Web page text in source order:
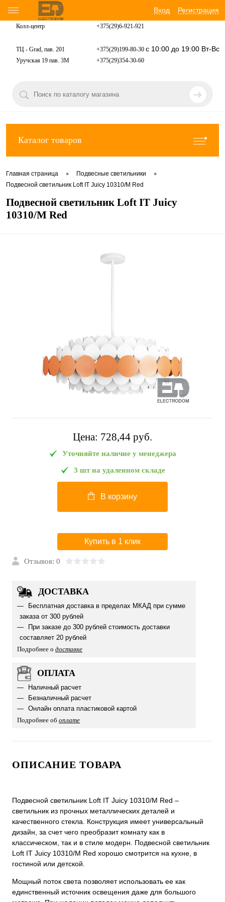
Вход Регистрация
Колл-центр +375(29)6-921-921
ТЦ - Grad, пав. 201 +375(29)199-80-30 с 10:00 до 19:00 Вт-Вс
Уручская 19 пав. 3М +375(29)354-30-60
Каталог товаров
Главная страница • Подвесные светильники •
Подвесной светильник Loft IT Juicy 10310/M Red
Подвесной светильник Loft IT Juicy
10310/M Red
Цена: 728,44 pуб.
Уточняйте наличие у менеджера
3 шт на удаленном складе
В корзину
Купить в 1 клик
Отзывов: 0
ДОСТАВКА
Бесплатная доставка в пределах МКАД при сумме
заказа от 300 рублей
При заказе до 300 рублей стоимость доставки
составляет 20 рублей
Подробнее о доставке
ОПЛАТА
Наличный расчет
Безналичный расчет
Онлайн оплата пластиковой картой
Подробнее об оплате
ОПИСАНИЕ ТОВАРА
Подвесной светильник Loft IT Juicy 10310/M Red –
светильник из прочных металлических деталей и
качественного стекла. Конструкция имеет универсальный
дизайн, за счет чего преобразит комнату как в
классическом, так и в стиле модерн. Подвесной светильник
Loft IT Juicy 10310/M Red хорошо смотрится на кухне, в
гостиной или детской.
Мощный поток света позволяет использовать ее как
единственный источник освещения даже для большого